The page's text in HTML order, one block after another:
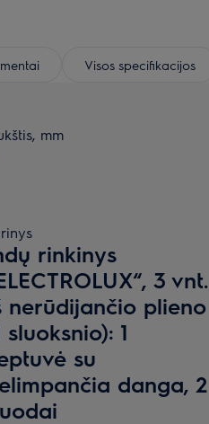
Visos specifikacijos
mm
rinkinys
3 vnt.
nerūdijančio plieno
sluoksnio): 1
su
danga, 2